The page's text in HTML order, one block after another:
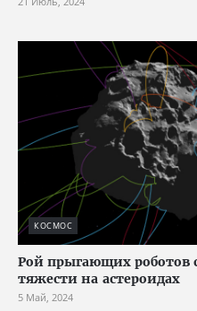
КОСМОС
Рой прыгающих роботов
тяжести на астероидах
5 Май, 2024